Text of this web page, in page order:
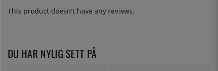
This product doesn't have any reviews.
DU HAR NYLIG SETT PÅ